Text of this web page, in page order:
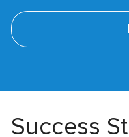
Success